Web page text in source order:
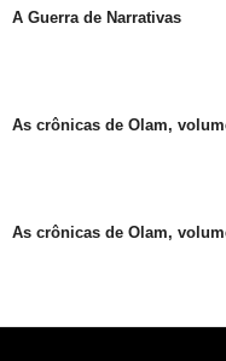
A Guerra de Narrativas
As crônicas de Olam,
As crônicas de Olam,